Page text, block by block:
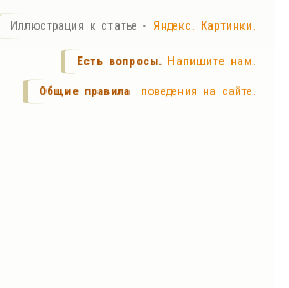
Иллюстрация к статье - Яндекс. Картинки.
Есть вопросы. Напишите нам.
Общие правила поведения на сайте.